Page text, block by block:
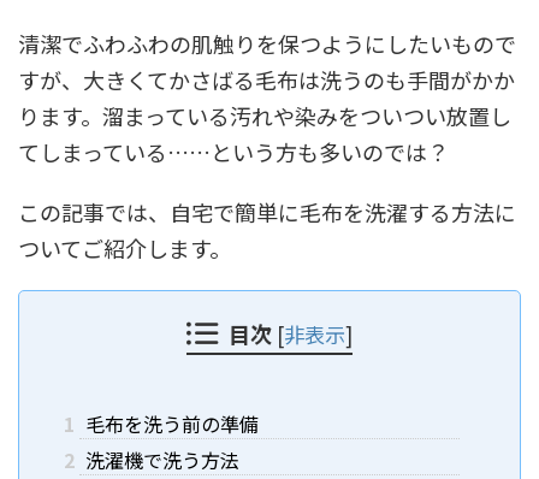
清潔でふわふわの肌触りを保つようにしたいもので
すが、大きくてかさばる毛布は洗うのも手間がかか
ります。溜まっている汚れや染みをついつい放置し
てしまっている……という方も多いのでは？
この記事では、自宅で簡単に毛布を洗濯する方法に
ついてご紹介します。
目次 [非表示]
1 毛布を洗う前の準備
2 洗濯機で洗う方法